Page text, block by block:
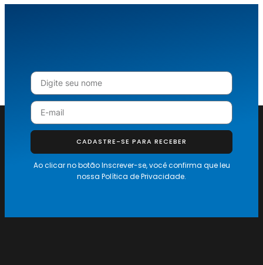
CADASTRE-SE PARA RECEBER
Ao clicar no botão Inscrever-se, você confirma que leu
nossa Política de Privacidade.